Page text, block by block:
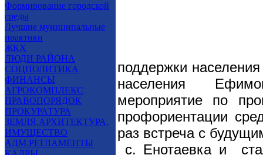
Формирование городской
среды
Лучшие муниципальные
практики
ЖКХ
ЛЮДИ РАЙОНА
СОЦПОЛИТИКА
ФИНАНСЫ
АГРОКОМПЛЕКС
ПРАВОПОРЯДОК
ПРОКУРАТУРА
ЗЕМЛЯ,АРХИТЕКТУРА,
ИМУЩЕСТВО
АДМ.РЕГЛАМЕНТЫ
поддержки
населения
мероприятие по
профориентации
раз встреча с
с. Енотаевка и